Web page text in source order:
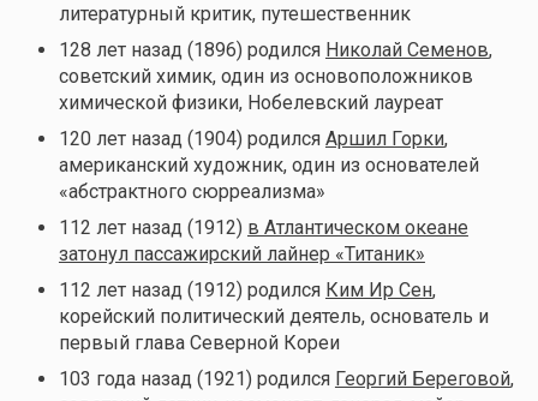
литературный критик, путешественник
128 лет назад (1896) родился Николай Семенов,
советский химик, один из основоположников
химической физики, Нобелевский лауреат
120 лет назад (1904) родился Аршил Горки,
американский художник, один из основателей
«абстрактного сюрреализма»
112 лет назад (1912) в Атлантическом океане
затонул пассажирский лайнер «Титаник»
112 лет назад (1912) родился Ким Ир Сен,
корейский политический деятель, основатель и
первый глава Северной Кореи
103 года назад (1921) родился Георгий Береговой,